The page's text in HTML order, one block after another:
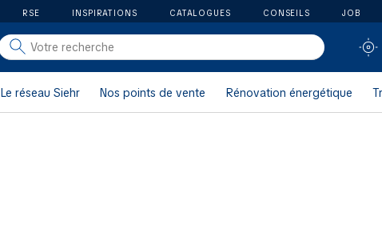
RSE INSPIRATIONS CATALOGUES CONSEILS JOB
carrelage
outillage
Le réseau Siehr Nos points de vente Rénovation énergétique